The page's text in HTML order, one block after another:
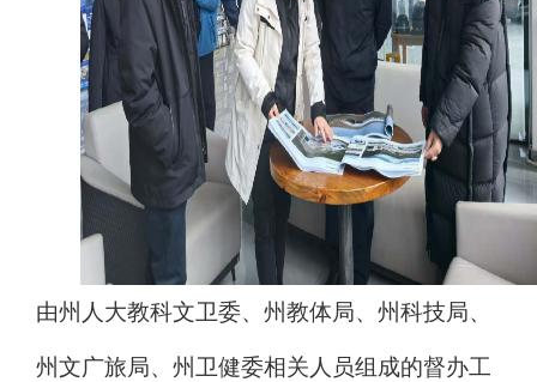
由州人大教科文卫委、州教体局、州科技局、
州文广旅局、州卫健委相关人员组成的督办工